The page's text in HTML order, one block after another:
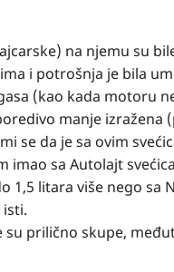
na njemu su
i potrošnja je bila
(kao kada motoru
manje
se da je sa ovim
imao sa Autolajt
1,5 litara više nego
su prilično skupe,